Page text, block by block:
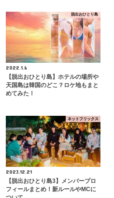
脱出おひとり島
2022.1.6
【脱出おひとり島】ホテルの場所や
天国島は韓国のどこ？ロケ地もまと
めてみた！
ネットフリックス
2023.12.21
【脱出おひとり島3】メンバープロ
フィールまとめ！新ルールやMCに